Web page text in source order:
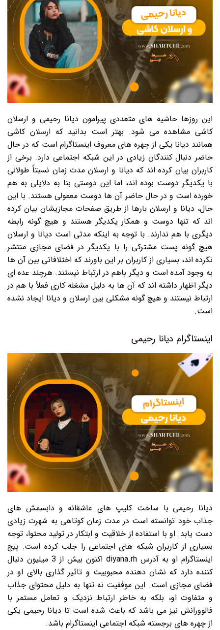
این روزها حاشیه های متعددی پیرامون دیانا رحیمی و ارسلان
کاشی مشاهده می شود. بهتر است بدانید که ارسلان کاشی
همانند دیانا یکی از چهره های معروف اینستاگرام است که در حال
حاضر دنبال کنندگان زیادی در این شبکه اجتماعی دارد. برخی از
کاربران بیان کرده اند که دیانا و ارسلان مدت زمان نسبتاً طولانی
با یکدیگر دوست بوده اند، اما این دوستی بنا به دلایلی به هم
خورده است و در حال حاضر آن ها دوست معمولی هستند. با این
حال، دیانا و ارسلان بارها از طریق صفحات مجازیشان بیان کرده
اند که تنها دوست و همکار یکدیگر هستند و هیچ گونه رابطه
دیگری با هم ندارند. با توجه به اینکه مدتی است دیانا و ارسلان
هیچ گونه پست مشترکی را با یکدیگر در فضای مجازی منتشر
نکرده اند، بسیاری از کاربران بر این باورند که اختلافاتی بین آن ها
به وجود آمده است و دیگر باهم در ارتباط نیستند. هرچند عده ای
دیگر اظهار داشته اند که آن ها به دلیل مشغله کاری فعلاً با هم در
ارتباط نیستند و هیچ گونه مشکلی بین ارسلان و دیانا ایجاد نشده
است.
اینستاگرام دیانا رحیمی
دیانا رحیمی با ساخت کلیپ های عاشقانه و دابسمش های
جذاب خود توانسته است در مدت زمان کوتاهی به شهرت زیادی
دست یابد. او با استفاده از خلاقیت و ابتکار در تولید محتوا، توجه
بسیاری از کاربران شبکه های اجتماعی را جلب کرده است. پیج
اینستاگرام او به آدرس diyana.rh اکنون بیش از 3 میلیون دنبال
کننده دارد که نشان دهنده محبوبیت و تاثیر گذاری بالای او در
فضای مجازی است. این موفقیت نه تنها به دلیل محتوای جذاب
و متفاوت او، بلکه به خاطر ارتباط نزدیک و تعامل مستمر با
فالوورانش نیز می باشد که باعث شده است تا دیانا رحیمی یکی
از چهره های برجسته شبکه اجتماعی اینستاگرام باشد.